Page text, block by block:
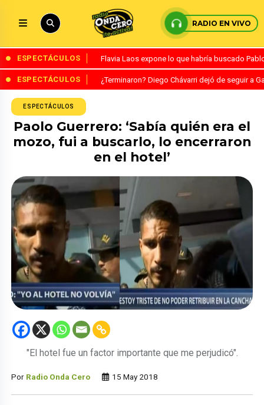
RADIO EN VIVO
ESPECTÁCULOS Flavia Laos expone lo que habría buscado
ESPECTÁCULOS ¿Terminaron? Diego Chávarri dejó de seguir a
ESPECTÁCULOS
Paolo Guerrero: ‘Sabía quién era el
mozo, fui a buscarlo, lo encerraron
en el hotel’
"El hotel fue un factor importante que me perjudicó".
Por Radio Onda Cero 15 May 2018